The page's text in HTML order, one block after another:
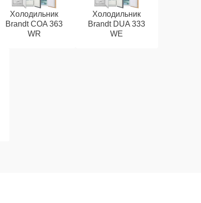
Холодильник
Brandt COA 363
WR
Холодильник
Brandt DUA 333
WE